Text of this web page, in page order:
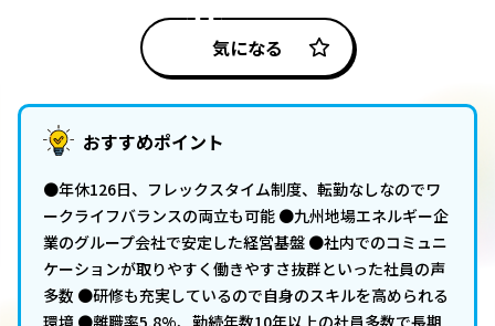
気になる
おすすめポイント
●年休126日、フレックスタイム制度、転勤なしなのでワ
ークライフバランスの両立も可能 ●九州地場エネルギー企
業のグループ会社で安定した経営基盤 ●社内でのコミュニ
ケーションが取りやすく働きやすさ抜群といった社員の声
多数 ●研修も充実しているので自身のスキルを高められる